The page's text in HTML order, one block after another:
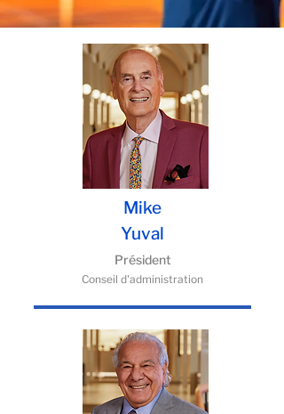
Mike
Yuval
Président
Conseil d'administration